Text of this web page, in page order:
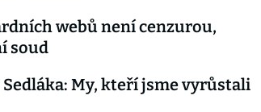
webů není cenzurou,
soud
My, kteří jsme vyrůstali